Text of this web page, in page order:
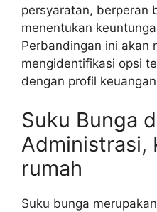
persyaratan, berperan
menentukan
Perbandingan ini akan
mengidentifikasi opsi
dengan profil
Suku Bunga
Administrasi,
rumah
Suku bunga